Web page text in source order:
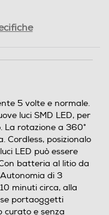
5 volte e normale.
luci SMD LED, per
La rotazione a 360°
Cordless, posizionalo
LED può essere
batteria al litio da
di 3
minuti circa, alla
portaoggetti
curato e senza